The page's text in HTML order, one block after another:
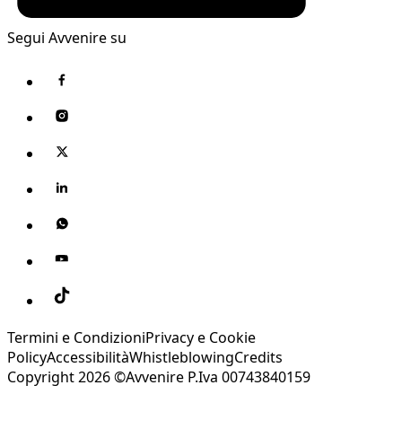
Segui Avvenire su
Termini e CondizioniPrivacy e Cookie
PolicyAccessibilitàWhistleblowingCredits
Copyright 2026 ©Avvenire P.Iva 00743840159